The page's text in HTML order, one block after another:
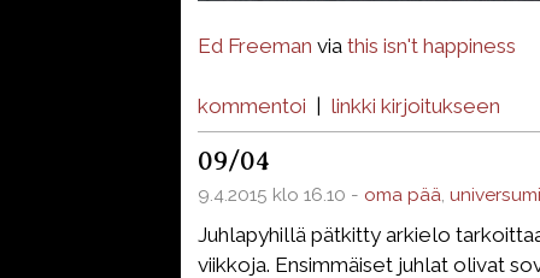
Ed Freeman via this isn't happiness
kommentoi linkki kirjoitukseen
09/04
9.4.2015 klo 16.10 - oma pää, universumi
Juhlapyhillä pätkitty arkielo
viikkoja. Ensimmäiset juhlat olivat